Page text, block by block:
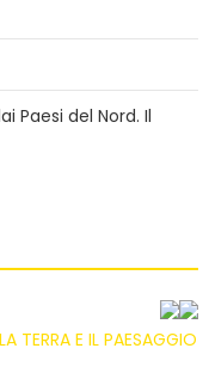
Paesi del Nord. Il